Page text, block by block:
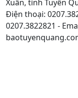
Xuân, tỉnh Tuyên
Điện thoại:
0207.3822821 -